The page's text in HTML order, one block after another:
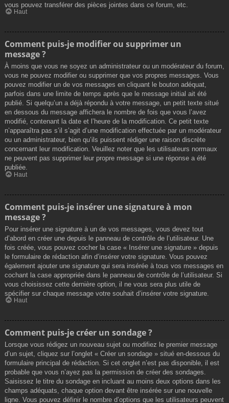
vous pouvez transférer des pièces jointes dans ce forum, etc.
Haut
Comment puis-je modifier ou supprimer un
message ?
À moins que vous ne soyez un administrateur ou un modérateur du forum,
vous ne pouvez modifier ou supprimer que vos propres messages. Vous
pouvez modifier un de vos messages en cliquant le bouton adéquat,
parfois dans une limite de temps après que le message initial ait été
publié. Si quelqu’un a déjà répondu à votre message, un petit texte situé
en dessous du message affichera le nombre de fois que vous l’avez
modifié, contenant la date et l’heure de la modification. Ce petit texte
n’apparaîtra pas s’il s’agit d’une modification effectuée par un modérateur
ou un administrateur, bien qu’ils puissent rédiger une raison discrète
concernant leur modification. Veuillez noter que les utilisateurs normaux
ne peuvent pas supprimer leur propre message si une réponse a été
publiée.
Haut
Comment puis-je insérer une signature à mon
message ?
Pour insérer une signature à un de vos messages, vous devez tout
d’abord en créer une depuis le panneau de contrôle de l’utilisateur. Une
fois créée, vous pouvez cocher la case « Insérer une signature » depuis
le formulaire de rédaction afin d’insérer votre signature. Vous pouvez
également ajouter une signature qui sera insérée à tous vos messages en
cochant la case appropriée dans le panneau de contrôle de l’utilisateur. Si
vous choisissez cette dernière option, il ne vous sera plus utile de
spécifier sur chaque message votre souhait d’insérer votre signature.
Haut
Comment puis-je créer un sondage ?
Lorsque vous rédigez un nouveau sujet ou modifiez le premier message
d’un sujet, cliquez sur l’onglet « Créer un sondage » situé en-dessous du
formulaire principal de rédaction. Si cet onglet n’est pas disponible, il est
probable que vous n’ayez pas la permission de créer des sondages.
Saisissez le titre du sondage en incluant au moins deux options dans les
champs adéquats, chaque option devant être insérée sur une nouvelle
ligne. Vous pouvez définir le nombre d’options que les utilisateurs peuvent